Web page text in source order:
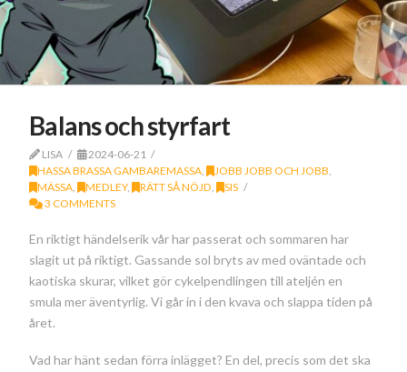
Balans och styrfart
LISA
2024-06-21
HASSA BRASSA GAMBAREMASSA, JOBB JOBB OCH JOBB,
MÄSSA, MEDLEY, RÄTT SÅ NÖJD, SIS
3 COMMENTS
En riktigt händelserik vår har passerat och sommaren har
slagit ut på riktigt. Gassande sol bryts av med oväntade och
kaotiska skurar, vilket gör cykelpendlingen till ateljén en
smula mer äventyrlig. Vi går in i den kvava och slappa tiden på
året.
Vad har hänt sedan förra inlägget? En del, precis som det ska